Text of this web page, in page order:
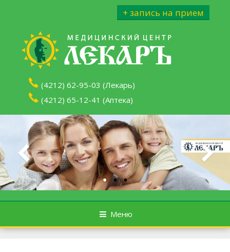
+ запись на прием
(4212) 62-95-03 (Лекарь)
(4212) 65-12-41 (Аптека)
Меню